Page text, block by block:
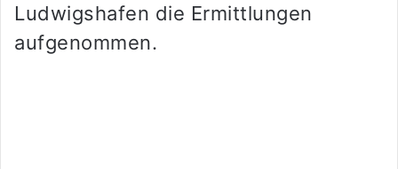
Ludwigshafen die Ermittlungen
aufgenommen.